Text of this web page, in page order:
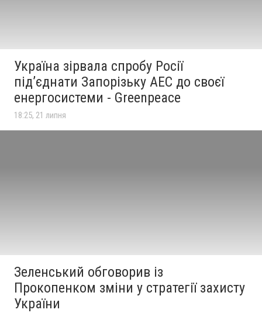
Україна зірвала спробу Росії
під’єднати Запорізьку АЕС до своєї
енергосистеми - Greenpeace
18:25, 21 липня
Зеленський обговорив із
Прокопенком зміни у стратегії захисту
України